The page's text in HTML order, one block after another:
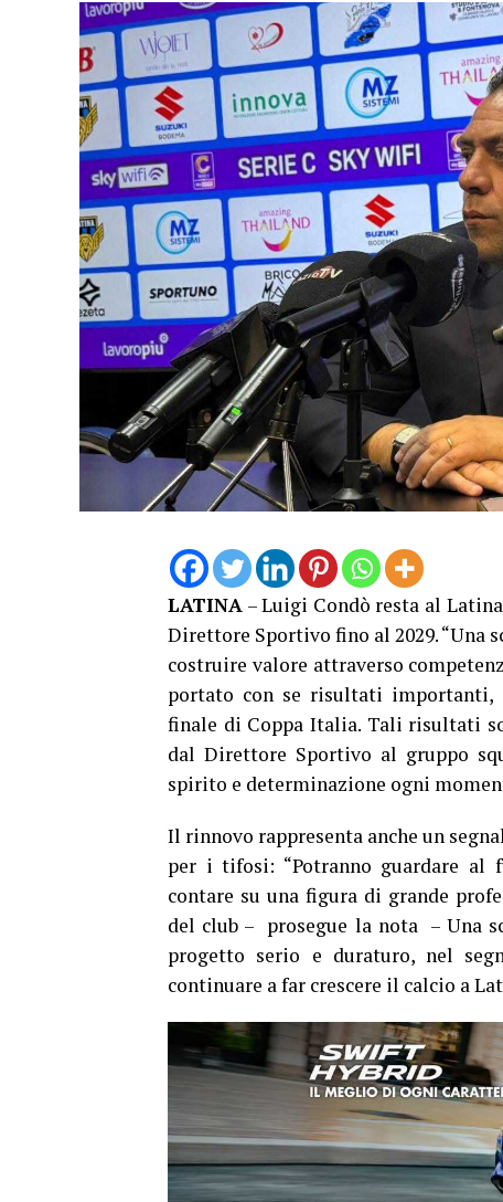
LATINA – Luigi Condò resta al
Direttore Sportivo fino al 2029. “Una
costruire valore attraverso
portato con se risultati importanti,
finale di Coppa Italia. Tali risultati
dal Direttore Sportivo al gruppo
spirito e determinazione ogni
Il rinnovo rappresenta anche un
per i tifosi: “Potranno guardare al
contare su una figura di grande
del club – prosegue la nota – Una
progetto serio e duraturo, nel
continuare a far crescere il calcio a